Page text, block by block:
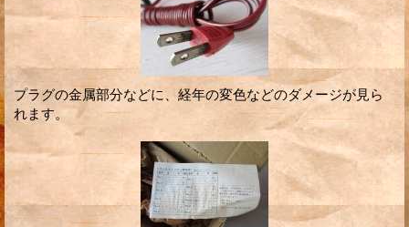
プラグの金属部分などに、経年の変色などのダメージが見ら
れます。